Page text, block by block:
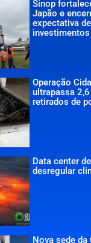
Sinop
Japão e
expectativa
investimentos
Operação
ultrapassa
retirados de
Data center
desregular
Nova sede da